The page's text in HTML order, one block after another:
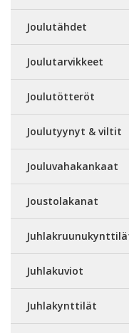
Joulutähdet
Joulutarvikkeet
Joulutötteröt
Joulutyynyt & viltit
Jouluvahakankaat
Joustolakanat
Juhlakuviot
Juhlakynttilät